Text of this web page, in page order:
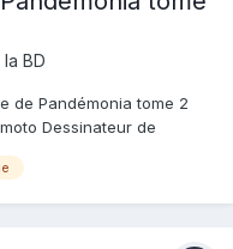
BD
de Pandémonia tome 2
Dessinateur de
aux monstres, la victoire